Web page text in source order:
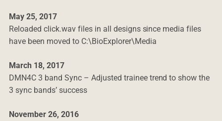
May 25, 2017
Reloaded click.wav files in all designs since media files
have been moved to C:\BioExplorer\Media
March 18, 2017
DMN4C 3 band Sync – Adjusted trainee trend to show the
3 sync bands’ success
November 26, 2016